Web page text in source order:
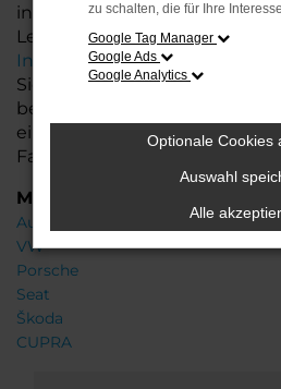
individuellen Finanzierungs-
Leasingangeboten, sowie der
InzahlungnahmeIhres alten
Sie uns und lassen Sie sich
beraten. Wir bieten Ihnen
eine persönliche Beratung,
Fahrzeug für Ihre Bedürfnisse
Marken
Audi
VW
Porsche
Seat
Škoda
CUPRA
zu schalten, die für Ihre
Google Tag Manager
Google Ads
Google Analytics
Optionale Cookies
Auswahl
Alle